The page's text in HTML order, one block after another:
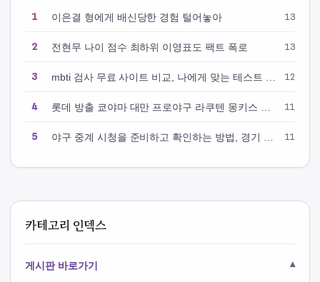
1 이은결 형에게 배신당한 경험 털어놓아 13
2 전현무 나이 점수 최하위 이영표도 팩트 폭로 13
3 12
4 11
5 11
카테고리 인덱스
게시판 바로가기